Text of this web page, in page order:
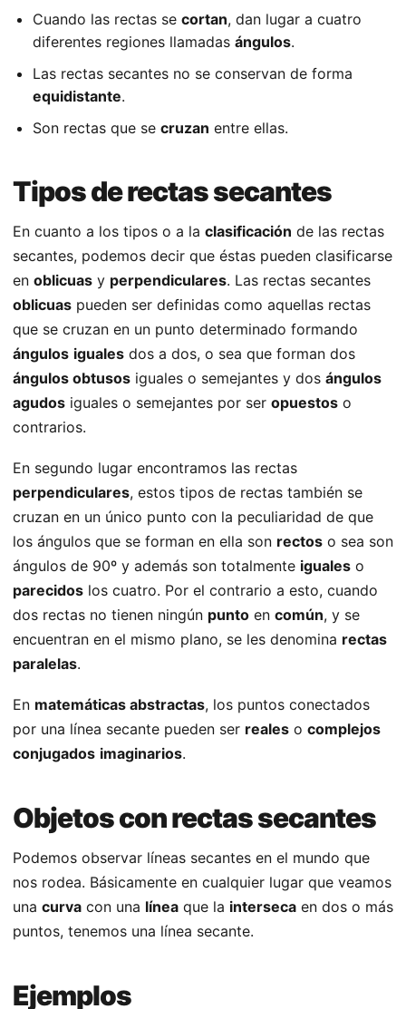
Cuando las rectas se cortan, dan lugar a cuatro
diferentes regiones llamadas ángulos.
Las rectas secantes no se conservan de forma
equidistante.
Son rectas que se cruzan entre ellas.
Tipos de rectas secantes
En cuanto a los tipos o a la clasificación de las rectas
secantes, podemos decir que éstas pueden clasificarse
en oblicuas y perpendiculares. Las rectas secantes
oblicuas pueden ser definidas como aquellas rectas
que se cruzan en un punto determinado formando
ángulos iguales dos a dos, o sea que forman dos
ángulos obtusos iguales o semejantes y dos ángulos
agudos iguales o semejantes por ser opuestos o
contrarios.
En segundo lugar encontramos las rectas
perpendiculares, estos tipos de rectas también se
cruzan en un único punto con la peculiaridad de que
los ángulos que se forman en ella son rectos o sea son
ángulos de 90º y además son totalmente iguales o
parecidos los cuatro. Por el contrario a esto, cuando
dos rectas no tienen ningún punto en común, y se
encuentran en el mismo plano, se les denomina rectas
paralelas.
En matemáticas abstractas, los puntos conectados
por una línea secante pueden ser reales o complejos
conjugados imaginarios.
Objetos con rectas secantes
Podemos observar líneas secantes en el mundo que
nos rodea. Básicamente en cualquier lugar que veamos
una curva con una línea que la interseca en dos o más
puntos, tenemos una línea secante.
Ejemplos